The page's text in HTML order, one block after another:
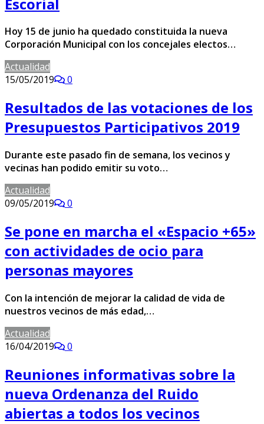
Hoy 15 de junio ha quedado constituida la nueva
Corporación Municipal con los concejales electos…
Actualidad
15/05/2019
0
Resultados de las votaciones de los
Presupuestos Participativos 2019
Durante este pasado fin de semana, los vecinos y
vecinas han podido emitir su voto…
Actualidad
09/05/2019
0
Se pone en marcha el «Espacio +65»
con actividades de ocio para
personas mayores
Con la intención de mejorar la calidad de vida de
nuestros vecinos de más edad,…
Actualidad
16/04/2019
0
Reuniones informativas sobre la
nueva Ordenanza del Ruido
abiertas a todos los vecinos